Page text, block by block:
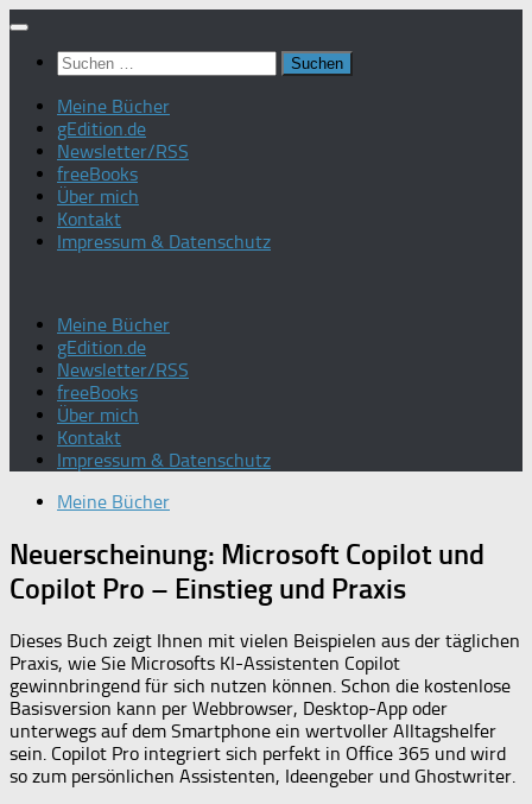
Zum
springenSuchen
nach:
Meine Bücher
gEdition.de
Newsletter/RSS
freeBooks
Über mich
Kontakt
Impressum & Datenschutz
Meine Bücher
gEdition.de
Newsletter/RSS
freeBooks
Über mich
Kontakt
Impressum & Datenschutz
Meine Bücher
Neuerscheinung: Microsoft Copilot und
Copilot Pro – Einstieg und Praxis
Dieses Buch zeigt Ihnen mit vielen Beispielen aus der täglichen
Praxis, wie Sie Microsofts KI-Assistenten Copilot
gewinnbringend für sich nutzen können. Schon die kostenlose
Basisversion kann per Webbrowser, Desktop-App oder
unterwegs auf dem Smartphone ein wertvoller Alltagshelfer
sein. Copilot Pro integriert sich perfekt in Office 365 und wird
so zum persönlichen Assistenten, Ideengeber und Ghostwriter.